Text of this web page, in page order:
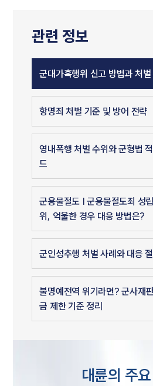
관련 정보
군대가혹행위 신고 방법과 처
항명죄 처벌 기준 및 방어 전략
영내폭행 처벌 수위와 군형법
드
군용물절도 | 군용물절도죄 성
위, 억울한 경우 대응 방법은?
군인성추행 처벌 사례와 대응
불명예전역 위기라면? 군사재
금 제한 기준 정리
대륜의 주